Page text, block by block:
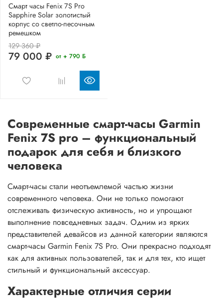
Смарт часы Fenix 7S Pro
Sapphire Solar золотистый
корпус со светло-песочным
ремешком
129 360 ₽
79 000 ₽ от + 790 Б
Современные смарт-часы Garmin
Fenix 7S pro – функциональный
подарок для себя и близкого
человека
Смарт-часы стали неотъемлемой частью жизни
современного человека. Они не только помогают
отслеживать физическую активность, но и упрощают
выполнение повседневных задач. Одним из ярких
представителей девайсов из данной категории являются
смарт-часы Garmin Fenix 7S Pro. Они прекрасно подходят
как для активных пользователей, так и для тех, кто ищет
стильный и функциональный аксессуар.
Характерные отличия серии